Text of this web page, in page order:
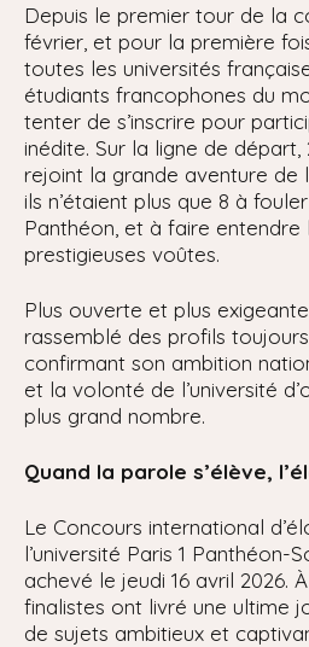
Depuis le premier tour de la
février, et pour la première
toutes les universités
étudiants francophones du
tenter de s’inscrire pour
inédite. Sur la ligne de
rejoint la grande aventure de
ils n’étaient plus que 8 à
Panthéon, et à faire entendre
prestigieuses voûtes.
Plus ouverte et plus
rassemblé des profils toujours
confirmant son ambition
et la volonté de l’université
plus grand nombre.
Quand la parole s’élève,
Le Concours international
l’université Paris 1 Panthéon-
achevé le jeudi 16 avril 2026.
finalistes ont livré une ultime
de sujets ambitieux et